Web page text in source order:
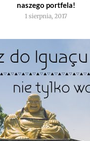
naszego portfela!
1 sierpnia, 2017